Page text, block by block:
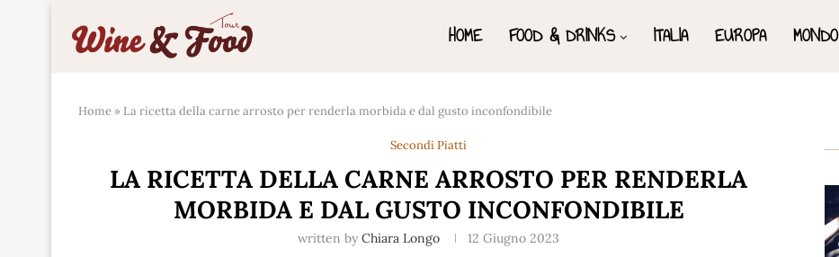
HOME FOOD & DRINKS ITALIA EUROPA MONDO
Home » La ricetta della carne arrosto per renderla morbida e dal gusto inconfondibile
Secondi Piatti
LA RICETTA DELLA CARNE ARROSTO PER RENDERLA
MORBIDA E DAL GUSTO INCONFONDIBILE
written byChiara Longo 12 Giugno 2023